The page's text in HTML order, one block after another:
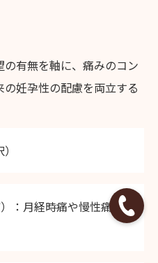
有無を軸に、痛みのコン
妊孕性の配慮を両立する
：月経時痛や慢性痛を緩